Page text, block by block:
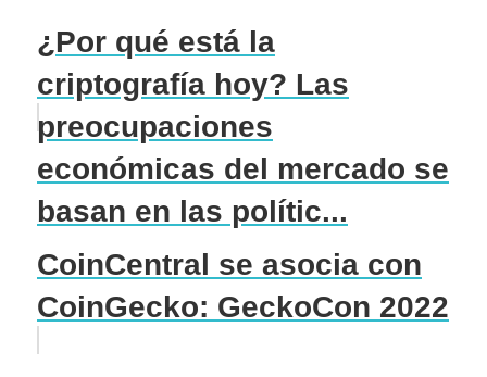
¿Por qué está la
criptografía hoy? Las
preocupaciones
económicas del mercado se
basan en las polític...
CoinCentral se asocia con
CoinGecko: GeckoCon 2022